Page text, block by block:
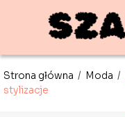
Strona główna / Moda /
stylizacje